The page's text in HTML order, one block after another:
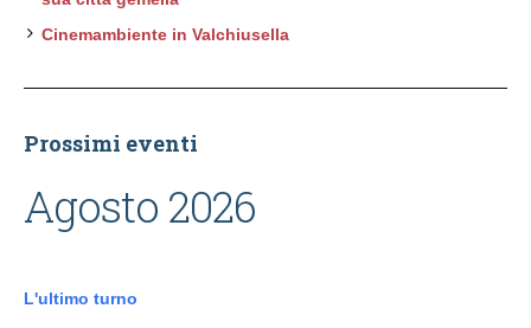
Cinemambiente in Valchiusella
Prossimi eventi
Agosto 2026
L'ultimo turno